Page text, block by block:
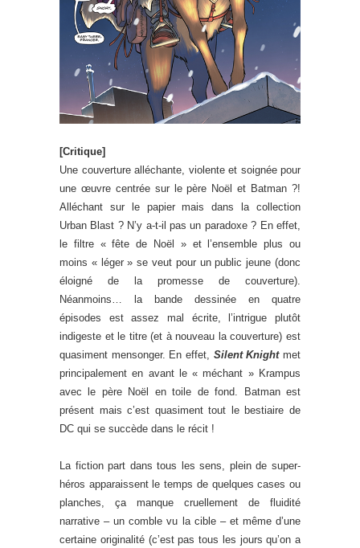
[Critique]
Une couverture alléchante, violente et soignée pour
une œuvre centrée sur le père Noël et Batman ?!
Alléchant sur le papier mais dans la collection
Urban Blast ? N’y a-t-il pas un paradoxe ? En effet,
le filtre « fête de Noël » et l’ensemble plus ou
moins « léger » se veut pour un public jeune (donc
éloigné de la promesse de couverture).
Néanmoins… la bande dessinée en quatre
épisodes est assez mal écrite, l’intrigue plutôt
indigeste et le titre (et à nouveau la couverture) est
quasiment mensonger. En effet, Silent Knightmet
principalement en avant le « méchant » Krampus
avec le père Noël en toile de fond. Batman est
présent mais c’est quasiment tout le bestiaire de
DC qui se succède dans le récit !
La fiction part dans tous les sens, plein de super-
héros apparaissent le temps de quelques cases ou
planches, ça manque cruellement de fluidité
narrative – un comble vu la cible – et même d’une
certaine originalité (c’est pas tous les jours qu’on a